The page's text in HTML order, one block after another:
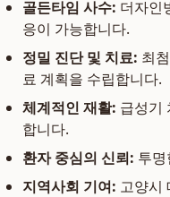
골든타임 사수: 더자인
응이 가능합니다.
정밀 진단 및 치료: 최
료 계획을 수립합니다.
체계적인 재활: 급성기
합니다.
환자 중심의 신뢰: 투
지역사회 기여: 고양시